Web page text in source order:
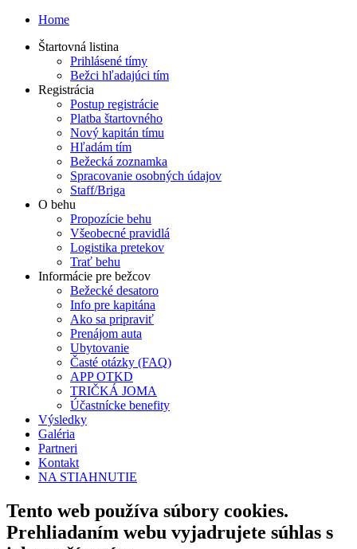
Home
Štartovná listina
Prihlásené tímy
Bežci hľadajúci tím
Registrácia
Postup registrácie
Platba štartovného
Nový kapitán tímu
Hľadám tím
Bežecká zoznamka
Spracovanie osobných údajov
Staff/Briga
O behu
Propozície behu
Všeobecné pravidlá
Logistika pretekov
Trať behu
Informácie pre bežcov
Bežecké desatoro
Info pre kapitána
Ako sa pripraviť
Prenájom auta
Ubytovanie
Časté otázky (FAQ)
APP OTKD
TRIČKÁ JOMA
Účastnícke benefity
Výsledky
Galéria
Partneri
Kontakt
NA STIAHNUTIE
Tento web používa súbory cookies.
Prehliadaním webu vyjadrujete súhlas s